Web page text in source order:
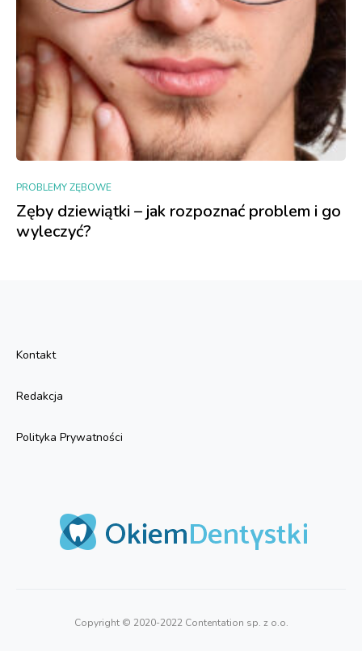
PROBLEMY ZĘBOWE
Zęby dziewiątki – jak rozpoznać problem i go
wyleczyć?
Kontakt
Redakcja
Polityka Prywatności
Copyright © 2020-2022 Contentation sp. z o.o.